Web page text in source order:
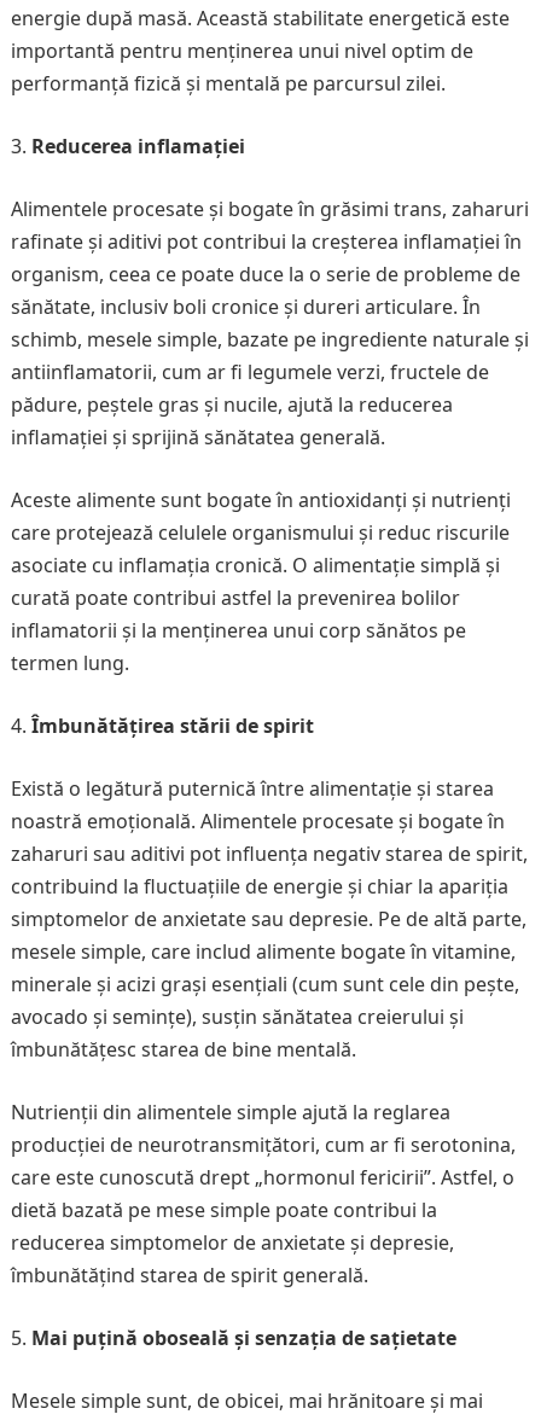
energie după masă. Această stabilitate energetică este
importantă pentru menținerea unui nivel optim de
performanță fizică și mentală pe parcursul zilei.
Reducerea inflamației
Alimentele procesate și bogate în grăsimi trans, zaharuri
rafinate și aditivi pot contribui la creșterea inflamației în
organism, ceea ce poate duce la o serie de probleme de
sănătate, inclusiv boli cronice și dureri articulare. În
schimb, mesele simple, bazate pe ingrediente naturale și
antiinflamatorii, cum ar fi legumele verzi, fructele de
pădure, peștele gras și nucile, ajută la reducerea
inflamației și sprijină sănătatea generală.
Aceste alimente sunt bogate în antioxidanți și nutrienți
care protejează celulele organismului și reduc riscurile
asociate cu inflamația cronică. O alimentație simplă și
curată poate contribui astfel la prevenirea bolilor
inflamatorii și la menținerea unui corp sănătos pe
termen lung.
Îmbunătățirea stării de spirit
Există o legătură puternică între alimentație și starea
noastră emoțională. Alimentele procesate și bogate în
zaharuri sau aditivi pot influența negativ starea de spirit,
contribuind la fluctuațiile de energie și chiar la apariția
simptomelor de anxietate sau depresie. Pe de altă parte,
mesele simple, care includ alimente bogate în vitamine,
minerale și acizi grași esențiali (cum sunt cele din pește,
avocado și semințe), susțin sănătatea creierului și
îmbunătățesc starea de bine mentală.
Nutrienții din alimentele simple ajută la reglarea
producției de neurotransmițători, cum ar fi serotonina,
care este cunoscută drept „hormonul fericirii”. Astfel, o
dietă bazată pe mese simple poate contribui la
reducerea simptomelor de anxietate și depresie,
îmbunătățind starea de spirit generală.
Mai puțină oboseală și senzația de sațietate
Mesele simple sunt, de obicei, mai hrănitoare și mai